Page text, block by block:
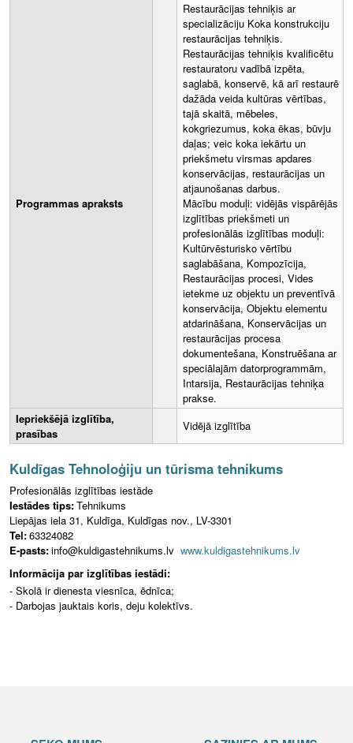
Programmas apraksts
Restaurācijas tehniķis ar
specializāciju Koka konstrukciju
restaurācijas tehniķis.
Restaurācijas tehniķis kvalificētu
restauratoru vadībā izpēta,
saglabā, konservē, kā arī restaurē
dažāda veida kultūras vērtības,
tajā skaitā, mēbeles,
kokgriezumus, koka ēkas, būvju
daļas; veic koka iekārtu un
priekšmetu virsmas apdares
konservācijas, restaurācijas un
atjaunošanas darbus.
Mācību moduļi: vidējās vispārējās
izglītības priekšmeti un
profesionālās izglītības moduļi:
Kultūrvēsturisko vērtību
saglabāšana, Kompozīcija,
Restaurācijas procesi, Vides
ietekme uz objektu un preventīvā
konservācija, Objektu elementu
atdarināšana, Konservācijas un
restaurācijas procesa
dokumentešana, Konstruēšana ar
speciālajām datorprogrammām,
Intarsija, Restaurācijas tehniķa
prakse.
Iepriekšējā izglītība,
prasības
Vidējā izglītība
Kuldīgas Tehnoloģiju un tūrisma tehnikums
Profesionālās izglītības iestāde
Iestādes tips:Tehnikums
Liepājas iela 31, Kuldīga, Kuldīgas nov., LV-3301
Tel:63324082
E-pasts:info@kuldigastehnikums.lv www.kuldigastehnikums.lv
Informācija par izglītības iestādi:
- Skolā ir dienesta viesnīca, ēdnīca;
- Darbojas jauktais koris, deju kolektīvs.